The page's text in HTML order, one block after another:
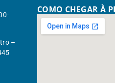
–
COMO CHEGAR À